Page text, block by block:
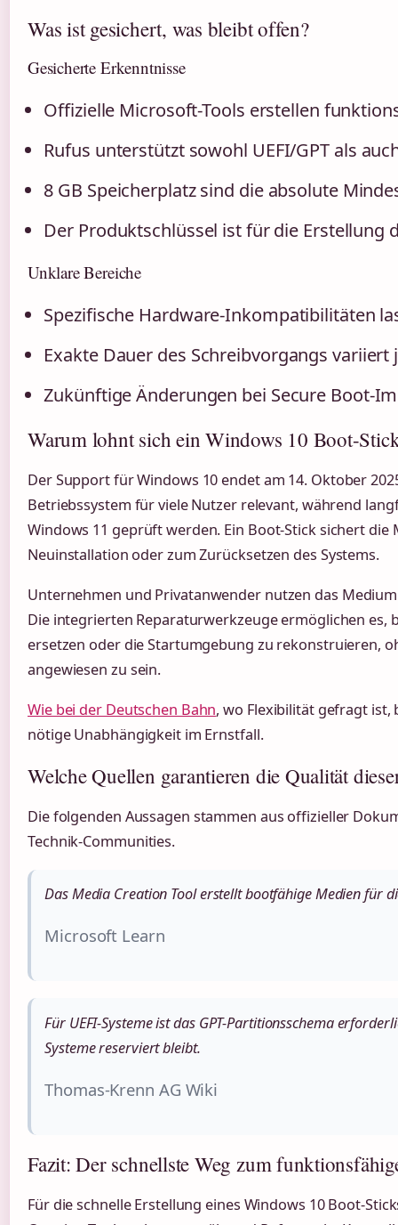
Was ist gesichert, was bleibt offen?
Gesicherte Erkenntnisse
Offizielle Microsoft-Tools erstellen
Rufus unterstützt sowohl UEFI/GPT als
8 GB Speicherplatz sind die absolute
Der Produktschlüssel ist für die Erstellung
Unklare Bereiche
Spezifische Hardware-Inkompatibilitäten
Exakte Dauer des Schreibvorgangs
Zukünftige Änderungen bei Secure Boot-
Warum lohnt sich ein Windows 10 Boot-
Der Support für Windows 10 endet am 14. Oktober
Betriebssystem für viele Nutzer relevant, während
Windows 11 geprüft werden. Ein Boot-Stick sichert die
Neuinstallation oder zum Zurücksetzen des Systems.
Unternehmen und Privatanwender nutzen das
Die integrierten Reparaturwerkzeuge ermöglichen es,
ersetzen oder die Startumgebung zu rekonstruieren,
angewiesen zu sein.
Wie bei der Deutschen Bahn, wo Flexibilität gefragt ist,
nötige Unabhängigkeit im Ernstfall.
Welche Quellen garantieren die Qualität
Die folgenden Aussagen stammen aus offizieller
Technik-Communities.
Das Media Creation Tool erstellt bootfähige Medien für
Microsoft Learn
Für UEFI-Systeme ist das GPT-Partitionsschema
Systeme reserviert bleibt.
Thomas-Krenn AG Wiki
Fazit: Der schnellste Weg zum
Für die schnelle Erstellung eines Windows 10 Boot-